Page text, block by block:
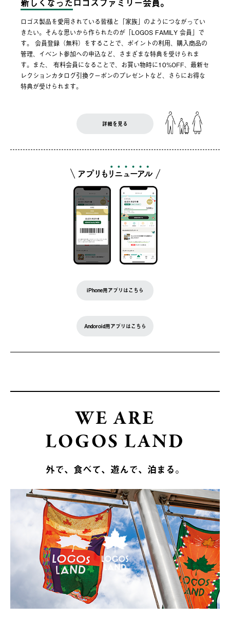
新しくなった ロゴスファミリー会員。
ロゴス製品を愛用されている皆様と「家族」のようにつながってい
きたい。そんな思いから作られたのが「LOGOS FAMILY 会員」で
す。 会員登録（無料）をすることで、ポイントの利用、購入商品の
管理、イベント参加への申込など、さまざまな特典を受けられま
す。また、 有料会員になることで、お買い物時に10%OFF、最新セ
レクションカタログ引換クーポンのプレゼントなど、さらにお得な
特典が受けられます。
詳細を見る
iPhone用アプリはこちら
Andoroid用アプリはこちら
WE ARE
LOGOS LAND
外で、食べて、遊んで、泊まる。